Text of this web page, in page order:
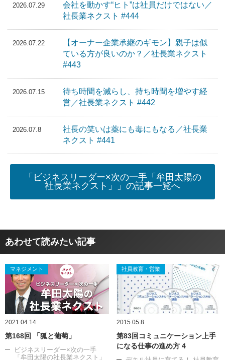
2026.07.29
会社を動かす“ヒト”は社員だけではない／
社長業ネクスト #444
2026.07.22
【オーナー企業承継のギモン】親子は似
ている方が良いのか？／社長業ネクスト
#443
2026.07.15
待ち時間を減らし、持ち時間を増やす経
営／社長業ネクスト #442
2026.07.8
社長の笑いは薬にも毒にもなる／社長業
ネクスト #441
「ビジネスリーダー×次の一手「牟田太陽の
社長業ネクスト」」の記事一覧へ
あわせて読みたい記事
マネジメント
2021.04.14
第168回 「狐と葡萄」
ビジネスリーダー×次の一手
「牟田太陽の社長業ネクスト」
社員教育・営業
2015.05.8
第83回コミュニケーション上手
になる仕事の進め方 4